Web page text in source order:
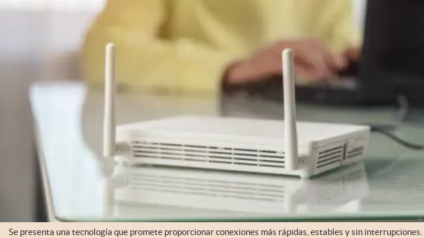
Se presenta una tecnología que promete proporcionar conexiones más rápidas, estables y sin interrupciones.